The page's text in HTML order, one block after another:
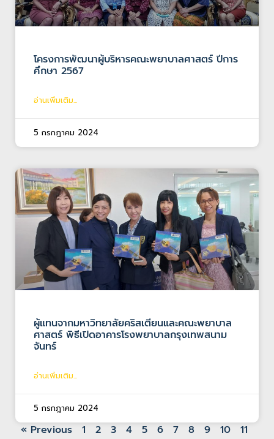
โครงการพัฒนาผู้บริหารคณะพยาบาลศาสตร์ ปีการ
ศึกษา 2567
อ่านเพิ่มเติม...
5 กรกฎาคม 2024
ผู้แทนจากมหาวิทยาลัยคริสเตียนและคณะพยาบาล
ศาสตร์ พิธีเปิดอาคารโรงพยาบาลกรุงเทพสนาม
จันทร์
อ่านเพิ่มเติม...
5 กรกฎาคม 2024
« Previous 1 2 3 4 5 6 7 8 9 10
11